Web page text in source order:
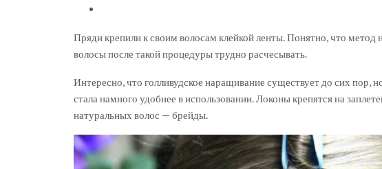
Пряди крепили к своим волосам клейкой ленты. Понятно, что метод
волосы после такой процедуры трудно расчесывать.
Интересно, что голливудское наращивание существует до сих пор,
стала намного удобнее в использовании. Локоны крепятся на
натуральных волос — брейды.